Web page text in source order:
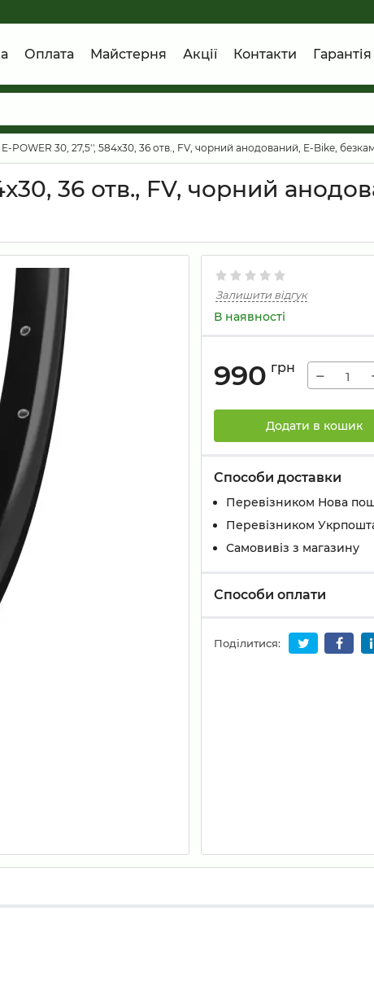
Оплата Майстерня Акції Контакти Гарантія
POWER 30, 27,5'', 584x30, 36 отв., FV, чорний анодований, E-Bike,
36 отв., FV, чорний
Залишити відгук
В наявності
990 грн −
Додати в кошик
Способи доставки
Перевізником Нова
Перевізником
Самовивіз з магазину
Способи оплати
Поділитися: